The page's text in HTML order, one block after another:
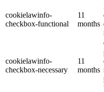
cookielawinfo-
checkbox-functional
11
months
cookielawinfo-
checkbox-necessary
11
months